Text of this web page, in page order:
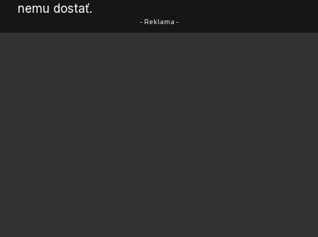
nemu dostať.
- Reklama -